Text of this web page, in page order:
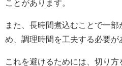
ことがあります。
また、長時間煮込むことで一
め、調理時間を工夫する必要が
これを避けるためには、切り